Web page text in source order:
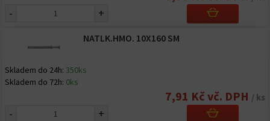
- +
NATLK.HMO. 10X160 SM
Skladem do 24h: 350ks
Skladem do 72h: 0ks
7,91 Kč vč. DPH / ks
- +